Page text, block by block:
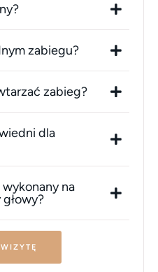
zabiegu?
zabieg?
dla
na